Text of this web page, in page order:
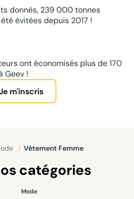
donnés, 239 000 tonnes
évitées depuis 2017 !
ont économisés plus de 170
Geev !
m'inscris
/ Vêtement Femme
catégories
Mode